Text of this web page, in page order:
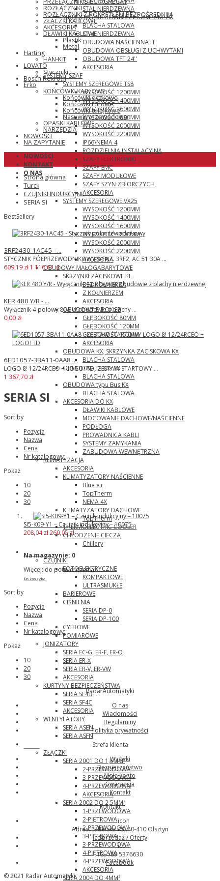
STAL NIERDZEWNA
OBUDOWY STEROWNICZE KOMPAKT AX
BLACHA STALOWA
STAL NIERDZEWNA
OBUDOWA NAŚCIENNA IT
OBUDOWA OBSŁUGI Z UCHWYTAMI
OBUDOWA TFT 24''
AKCESORIA
SYSTEMY SZAF
SYSTEMY SZEREGOWE TS8
WYSOKOŚĆ 1200MM
WYSOKOŚĆ 1400MM
WYSOKOŚĆ 1600MM
WYSOKOŚĆ 1800MM
WYSOKOŚĆ 2000MM
WYSOKOŚĆ 2200MM
IP66\NEMA 4
ROZDZIELNIA INSTALACYJNA
SZAFY ELEKTRONIKI
SZAFY EMC
SZAFY MODUŁOWE
SZAFY SZYN ZBIORCZYCH
AKCESORIA
SYSTEMY SZEREGOWE VX25
WYSOKOŚĆ 1200MM
WYSOKOŚĆ 1400MM
WYSOKOŚĆ 1600MM
WYSOKOŚĆ 1800MM
WYSOKOŚĆ 2000MM
WYSOKOŚĆ 2200MM
AKCESORIA
OBUDOWY MAŁOGABARYTOWE
SKRZYNKI ZACISKOWE KL
BEZ KOŁNIERZA
Z KOŁNIERZEM
AKCESORIA
OBUDOWY E-BOX EB
GŁĘBOKOŚĆ 80MM
GŁĘBOKOŚĆ 120MM
GŁĘBOKOŚĆ 155MM
AKCESORIA
OBUDOWA KX, SKRZYNKA ZACISKOWA KX
BLACHA STALOWA
OBUDOWA E-Box KX
BLACHA STALOWA
OBUDOWA typu Bus KX
BLACHA STALOWA
AKCESORIA DO KX
DŁAWIKI KABLOWE
MOCOWANIE DACHOWE/NAŚCIENNE
PODŁOGA
PROWADNICA KABLI
SYSTEMY ZAMYKANIA
ZABUDOWA WEWNĘTRZNA
KLIMATYZACJA
AKCESORIA
KLIMATYZATORY NAŚCIENNE
Blue e+
TopTherm
NEMA 4X
KLIMATYZATORY DACHOWE
TopTherm
THERMOELECTRIC COOLER
CHŁODZENIE CIECZĄ
Chillery
Panasonic
CZUJNIKI
FOTOELEKTRYCZNE
KOMPAKTOWE
ULTRASMUKŁE
BARIEROWE
CIŚNIENIA
SERIA DP-0
SERIA DP-100
CYFROWE
POMIAROWE
JONIZATORY
SERIA EC-G, ER-F, ER-Q
SERIA ER-X
SERIA ER-V, ER-VW
AKCESORIA
KURTYNY BEZPIECZEŃSTWA
SERIA SF4B
SERIA SF4C
AKCESORIA
WENTYLATORY
SERIA ASEN
SERIA ASFN
ZŁĄCZKI
SERIA 2001 DO 1,5MM²
2-PRZEWODOWA
3-PRZEWODOWA
4-PRZEWODOWA
AKCESORIA
SERIA 2002 DO 2,5MM²
1-PRZEWODOWA
2-PIĘTROWA
2-PRZEWODOWA
3-PIĘTROWA
3-PRZEWODOWA
4-PIĘTROWA
4-PRZEWODOWA
AKCESORIA
SERIA 2004 DO 4MM²
PRZEŁĄCZNIK SIEĆ\AGREGAT
ROZŁĄCZNIKI
ROZŁĄCZNIKI Z POKRĘTŁEM BEZPOŚREDNIM
ZŁĄCZKI KABLOWE
AKCESORIA
DŁAWIKI KABLOWE
Plastik
Metal
Harting
HAN-KIT
LOVATO
Styczniki
Bosch Rexroth
Erko
KOŃCÓWKI KABLOWE
Końcówki oczkowe
Końcówki rurowe
Końcówki tulejkowe
Nasuwki przewodowe
OPASKI KABLOWE
NARZĘDZIA
NOWOŚCI
NA ZAPYTANIE
NOWOŚCI
KONTAKT
O NAS
Strona główna
Turck
CZUJNIKI INDUKCYJNE
SERIA SI
BestSellery
3RF2430-1AC45 - ...
STYCZNIK PÓŁPRZEWODNIKOWY 3-FAZ. 3RF2, AC 51 30A ...
609,19 zł 1 116,62 zł
KER 480 Y/R - ...
Wyłącznik 4-polowy 80A w obudowie z blachy ...
0,00 zł
6ED1057-3BA11-0AA8 ...
LOGO 8! 12/24RCEO + LOGO! TD, ZESTAW STARTOWY ...
1 367,70 zł
SERIA SI
Sort by
Pozycja
Nazwa
Cena
Nr katalogowy:
Pokaż
10
20
30
SI5-K09-Y1 – Czujnik indukcyjny – 10075
208,04 zł260,05 zł
Na magazynie: 0
Więcej: do potwierdzenia*
Do koszyka
Sort by
Pozycja
Nazwa
Cena
Nr katalogowy:
Pokaż
10
20
30
RadarAutomatyki
O nas
Wiadomości
Regulaminy
Polityka prywatności
Strefa klienta
Wysyłki
Bezpieczeństwo
Moje konto
Gwarancja
Kontakt
Kontakt
icon
Adres: Lubelska 45, 10-410 Olsztyn
iconSprzedaż / Oferty
icon
TEL : 89 5376630
Facebook
© 2021 Radar Automatyki